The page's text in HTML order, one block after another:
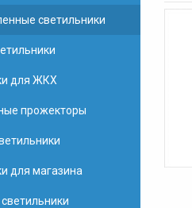
светильники
для ЖКХ
прожекторы
для магазина